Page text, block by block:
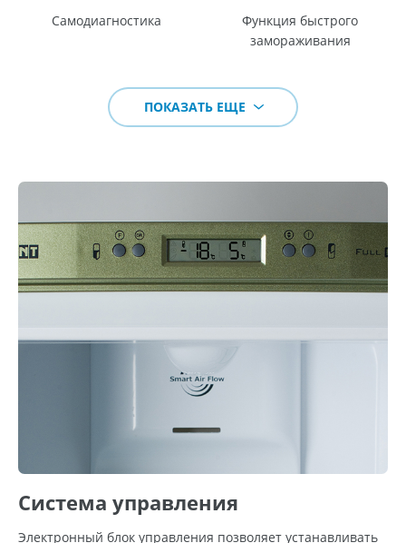
Самодиагностика
Функция быстрого
замораживания
ПОКАЗАТЬ ЕЩЕ
Система управления
Электронный блок управления позволяет устанавливать